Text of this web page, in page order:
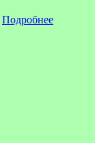
Подробнее